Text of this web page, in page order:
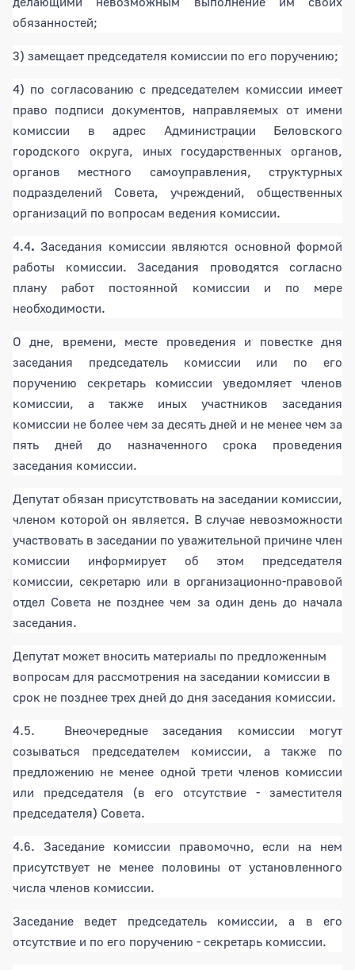
обязанностей;
3) замещает председателя комиссии по его поручению;
4) по согласованию с председателем комиссии имеет
право подписи документов, направляемых от имени
комиссии в адрес Администрации Беловского
городского округа, иных государственных органов,
органов местного самоуправления, структурных
подразделений Совета, учреждений, общественных
организаций по вопросам ведения комиссии.
4.4. Заседания комиссии являются основной формой
работы комиссии. Заседания проводятся согласно
плану работ постоянной комиссии и по мере
необходимости.
О дне, времени, месте проведения и повестке дня
заседания председатель комиссии или по его
поручению секретарь комиссии уведомляет членов
комиссии, а также иных участников заседания
комиссии не более чем за десять дней и не менее чем за
пять дней до назначенного срока проведения
заседания комиссии.
Депутат обязан присутствовать на заседании комиссии,
членом которой он является. В случае невозможности
участвовать в заседании по уважительной причине член
комиссии информирует об этом председателя
комиссии, секретарю или в организационно-правовой
отдел Совета не позднее чем за один день до начала
заседания.
Депутат может вносить материалы по предложенным
вопросам для рассмотрения на заседании комиссии в
срок не позднее трех дней до дня заседания комиссии.
4.5. Внеочередные заседания комиссии могут
созываться председателем комиссии, а также по
предложению не менее одной трети членов комиссии
или председателя (в его отсутствие - заместителя
председателя) Совета.
4.6. Заседание комиссии правомочно, если на нем
присутствует не менее половины от установленного
числа членов комиссии.
Заседание ведет председатель комиссии, а в его
отсутствие и по его поручению - секретарь комиссии.